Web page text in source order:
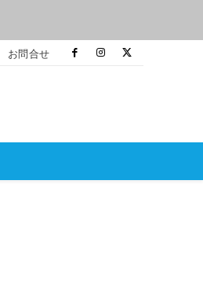
お問合せ